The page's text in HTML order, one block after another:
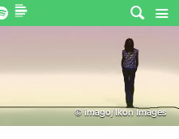
©imago/Ikon Images